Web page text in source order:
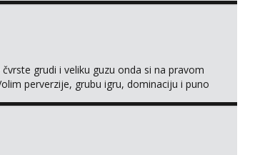
grudi i veliku guzu onda si na pravom
perverzije, grubu igru, dominaciju i puno